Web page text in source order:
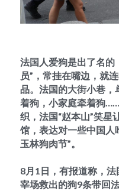
法国人爱狗是出了名的
员”，常挂在嘴边，就
品。法国的大街小巷，
着狗，小家庭牵着狗
织，法国“赵本山”笑星
馆，表达对一些中国人
玉林狗肉节”。
8月1日，有报道称，
宰场救出的狗9条带回